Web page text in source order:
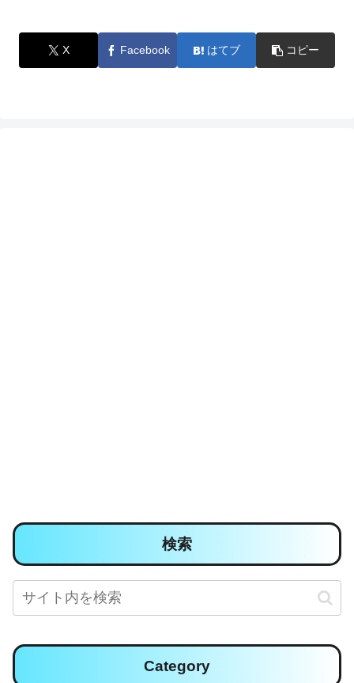
X Facebook はてブ コピー
検索
Category